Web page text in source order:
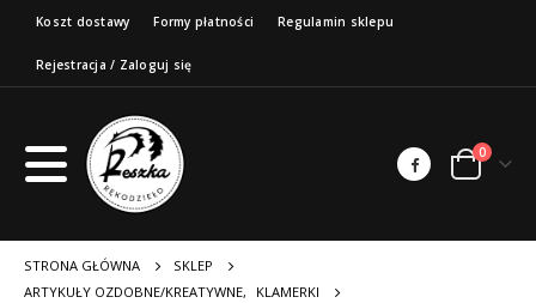
Koszt dostawy Formy płatności Regulamin sklepu
Rejestracja / Zaloguj się
0
STRONA GŁÓWNA
SKLEP
ARTYKUŁY OZDOBNE/KREATYWNE,
KLAMERKI